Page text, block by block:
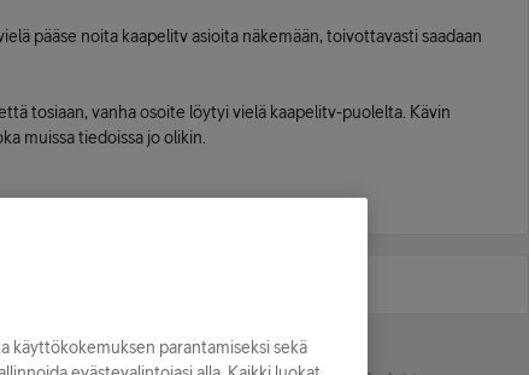
pääse noita kaapelitv asioita näkemään, toivottavasti saadaan
tosiaan, vanha osoite löytyi vielä kaapelitv-puolelta. Kävin
muissa tiedoissa jo olikin.
käyttökokemuksen parantamiseksi sekä